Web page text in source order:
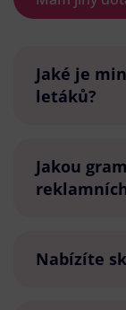
Jaké je
letáků?
Jakou
Nabízíte